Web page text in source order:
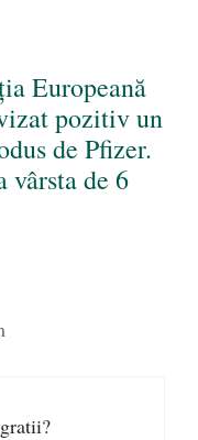
Europeană
pozitiv un
de Pfizer.
vârsta de 6